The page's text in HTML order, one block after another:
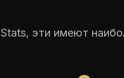
эти имеют